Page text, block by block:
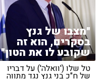
"מצבו של גנץ
בסקרים, הוא זה
שקובע לו את הטון"
טל שלו ('וואלה') על דבריו
של ח"כ בני גנץ נגד מתווה